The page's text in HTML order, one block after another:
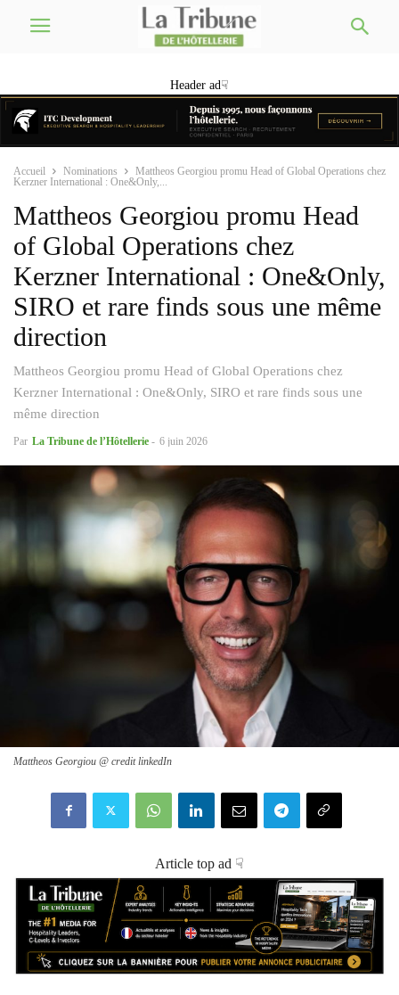
Header ad☟
Accueil Nominations
Mattheos Georgiou promu Head of Global Operations chez
Kerzner International : One&Only,...
Mattheos Georgiou promu Head
of Global Operations chez
Kerzner International : One&Only,
SIRO et rare finds sous une même
direction
Mattheos Georgiou promu Head of Global Operations chez
Kerzner International : One&Only, SIRO et rare finds sous une
même direction
Par La Tribune de l’Hôtellerie - 6 juin 2026
Mattheos Georgiou @ credit linkedIn
Article top ad ☟